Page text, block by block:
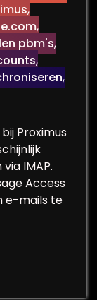
,
,
pbm's,
,
,
Proximus
IMAP.
Access
e-mails te
gebruik van